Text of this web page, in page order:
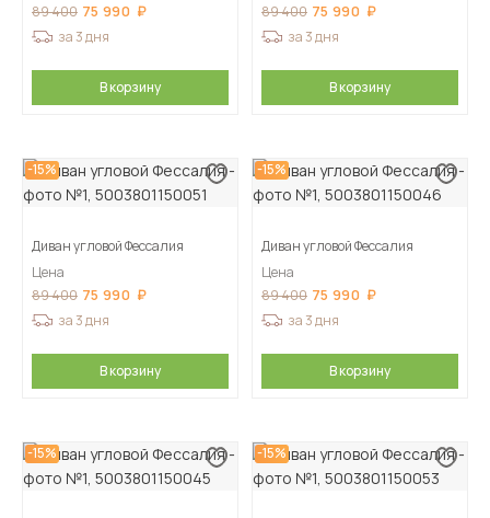
89 400 75 990
за 3 дня
В корзину
89 400 75 990
за 3 дня
В корзину
-15%
Диван угловой Фессалия
Цена
89 400 75 990
за 3 дня
В корзину
-15%
Диван угловой Фессалия
Цена
89 400 75 990
за 3 дня
В корзину
-15% -15%